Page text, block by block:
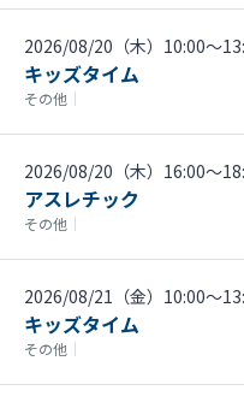
2026/08/20（木）10:00〜
キッズタイム
その他 ｜
2026/08/20（木）16:00〜
アスレチック
その他 ｜
2026/08/21（金）10:00〜
キッズタイム
その他 ｜